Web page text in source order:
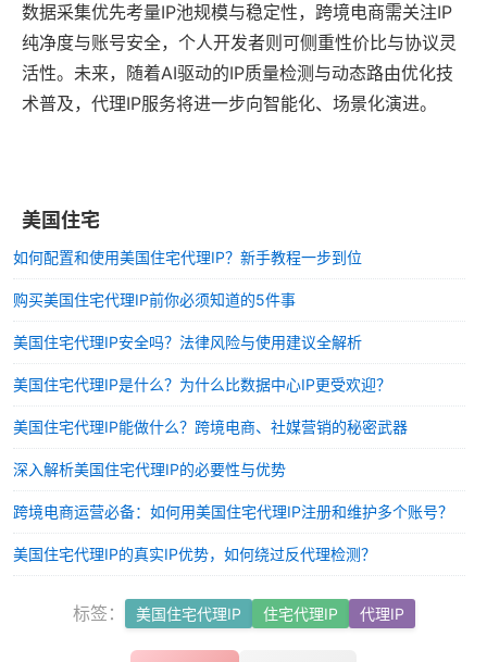
数据采集优先考量IP池规模与稳定性，跨境电商需关注IP
纯净度与账号安全，个人开发者则可侧重性价比与协议灵
活性。未来，随着AI驱动的IP质量检测与动态路由优化技
术普及，代理IP服务将进一步向智能化、场景化演进。
美国住宅
如何配置和使用美国住宅代理IP？新手教程一步到位
购买美国住宅代理IP前你必须知道的5件事
美国住宅代理IP安全吗？法律风险与使用建议全解析
美国住宅代理IP是什么？为什么比数据中心IP更受欢迎？
美国住宅代理IP能做什么？跨境电商、社媒营销的秘密武器
深入解析美国住宅代理IP的必要性与优势
跨境电商运营必备：如何用美国住宅代理IP注册和维护多个账号？
美国住宅代理IP的真实IP优势，如何绕过反代理检测？
标签： 美国住宅代理IP 住宅代理IP 代理IP